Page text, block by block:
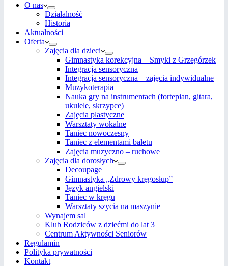
O nas
Działalność
Historia
Aktualności
Oferta
Zajęcia dla dzieci
Gimnastyka korekcyjna – Smyki z Grzegórzek
Integracja sensoryczna
Integracja sensoryczna – zajęcia indywidualne
Muzykoterapia
Nauka gry na instrumentach (fortepian, gitara,
ukulele, skrzypce)
Zajęcia plastyczne
Warsztaty wokalne
Taniec nowoczesny
Taniec z elementami baletu
Zajęcia muzyczno – ruchowe
Zajęcia dla dorosłych
Decoupage
Gimnastyka „Zdrowy kręgosłup”
Język angielski
Taniec w kręgu
Warsztaty szycia na maszynie
Wynajem sal
Klub Rodziców z dziećmi do lat 3
Centrum Aktywności Seniorów
Regulamin
Polityka prywatności
Kontakt